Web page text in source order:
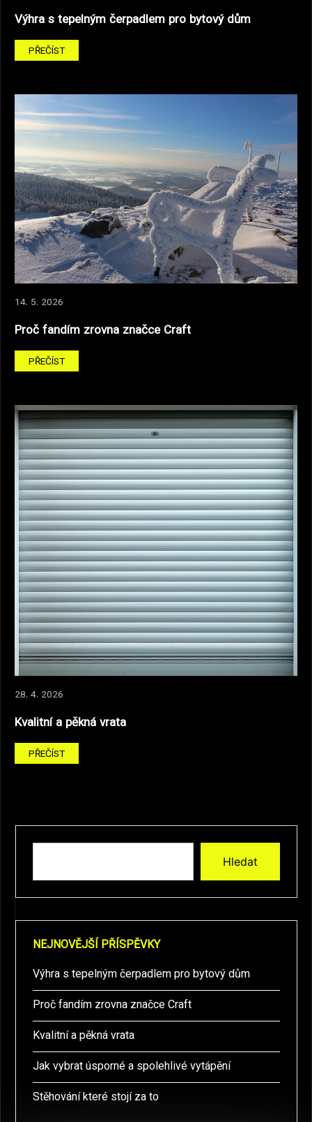
Výhra s tepelným čerpadlem pro bytový dům
PŘEČÍST
14. 5. 2026
Proč fandím zrovna značce Craft
PŘEČÍST
28. 4. 2026
Kvalitní a pěkná vrata
PŘEČÍST
Hledat
NEJNOVĚJŠÍ PŘÍSPĚVKY
Výhra s tepelným čerpadlem pro bytový dům
Proč fandím zrovna značce Craft
Kvalitní a pěkná vrata
Jak vybrat úsporné a spolehlivé vytápění
Stěhování které stojí za to